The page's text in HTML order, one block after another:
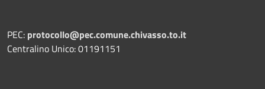
PEC: protocollo@pec.comune.chivasso.to.it
Centralino Unico: 01191151